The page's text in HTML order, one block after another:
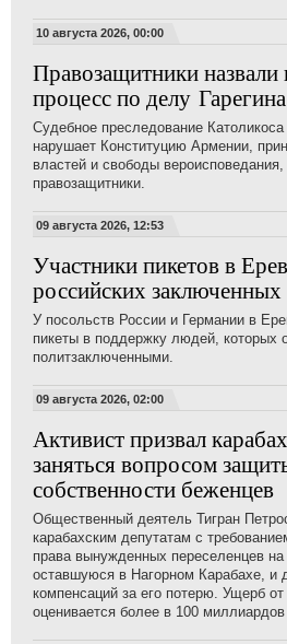
10 августа 2026, 00:00
Правозащитники
процесс по делу
Судебное преследование
нарушает Конституцию Армении,
властей и свободы вероисповедания,
правозащитники.
09 августа 2026, 12:53
Участники пикетов в
российских заключенных
У посольств России и Германии в
пикеты в поддержку людей, которых
политзаключенными.
09 августа 2026, 02:00
Активист призвал
заняться вопросом
собственности беженцев
Общественный деятель Тигран
карабахским депутатам с
права вынужденных переселенцев на
оставшуюся в Нагорном Карабахе, и
компенсаций за его потерю. Ущерб
оценивается более в 100